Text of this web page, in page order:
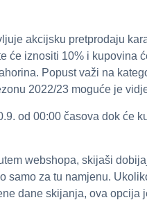
akcijsku pretprodaju
će iznositi 10% i kupovina
Popust važi na
2022/23 moguće je
od 00:00 časova dok će
webshopa, skijaši
samo za tu namjenu.
dane skijanja, ova